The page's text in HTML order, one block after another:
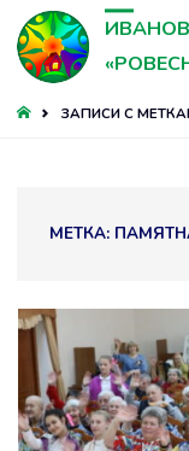
ГЛАВНАЯ
ЗАПИСИ С
МЕТКА: